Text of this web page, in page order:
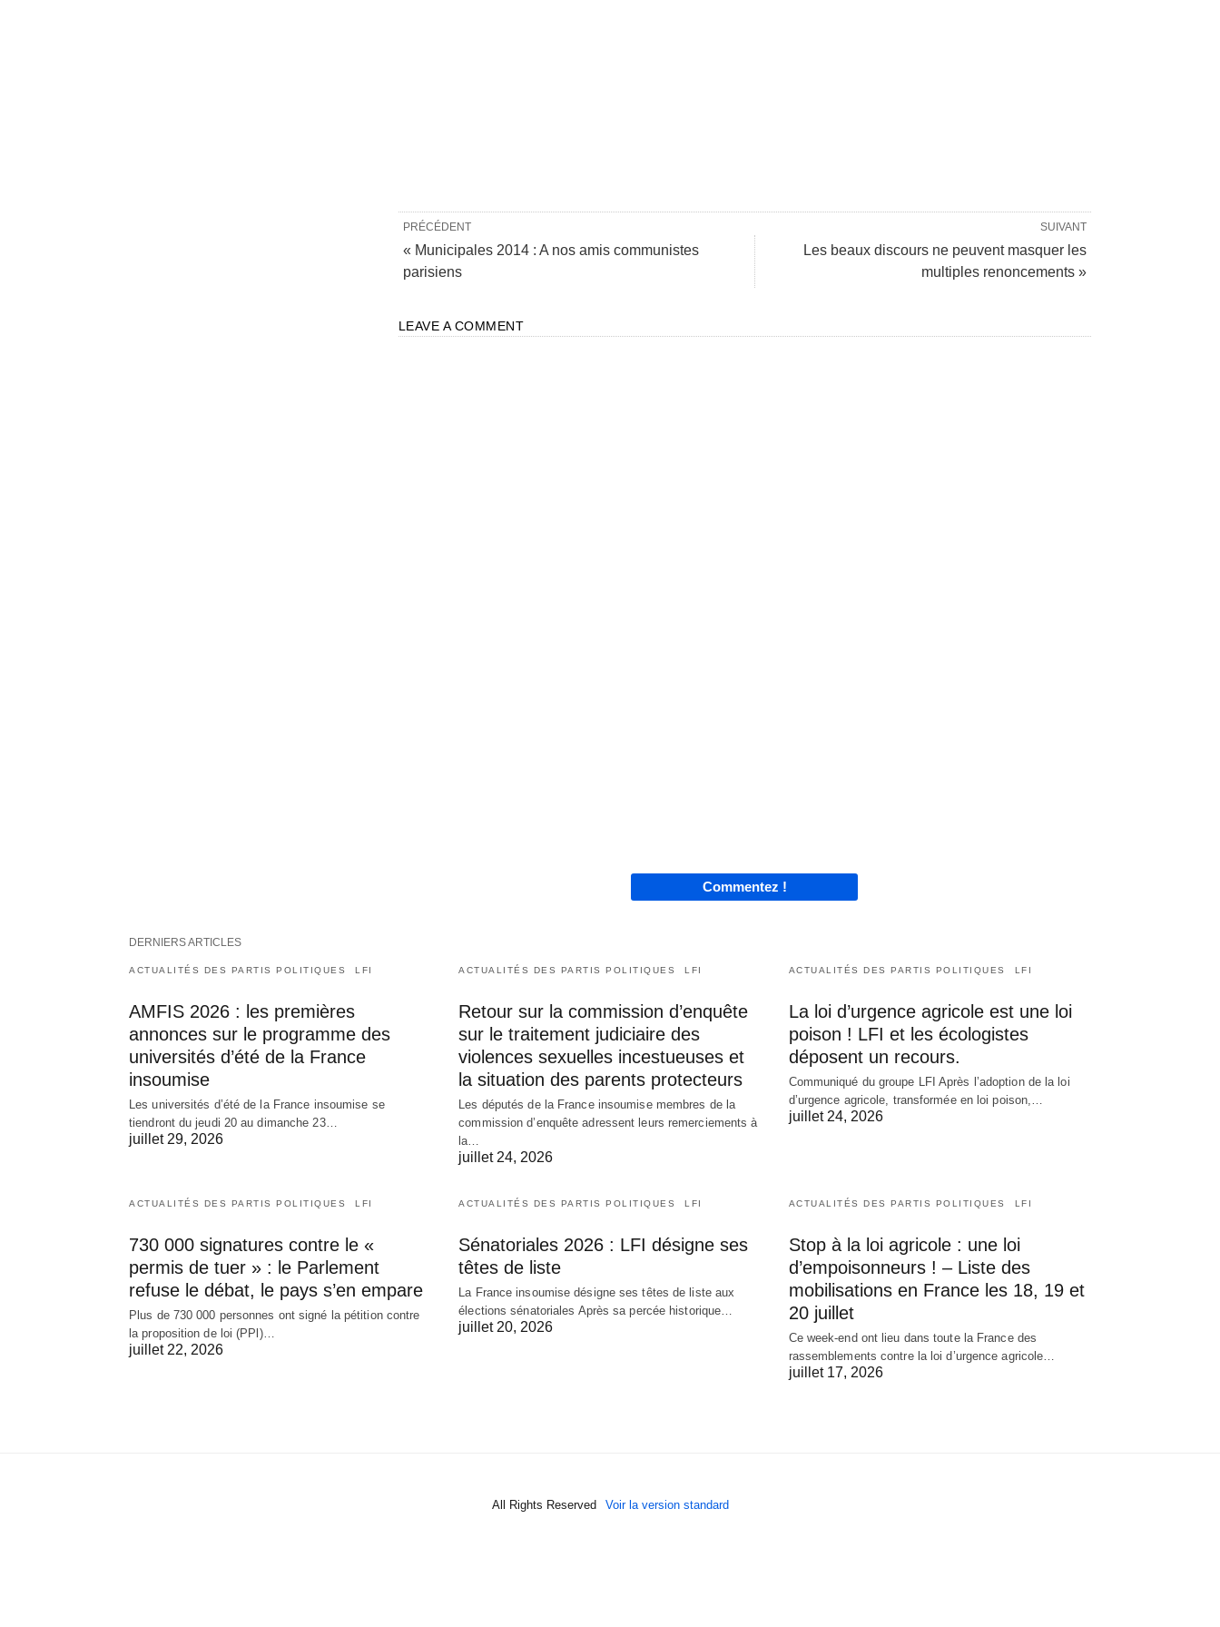
SUIVANT
Les beaux discours ne peuvent masquer les
multiples renoncements »
PRÉCÉDENT
« Municipales 2014 : A nos amis communistes
parisiens
LEAVE A COMMENT
Commentez !
DERNIERS ARTICLES
ACTUALITÉS DES PARTIS POLITIQUES LFI
AMFIS 2026 : les premières
annonces sur le programme des
universités d’été de la France
insoumise
Les universités d’été de la France insoumise se
tiendront du jeudi 20 au dimanche 23…
juillet 29, 2026
ACTUALITÉS DES PARTIS POLITIQUES LFI
Retour sur la commission d’enquête
sur le traitement judiciaire des
violences sexuelles incestueuses et
la situation des parents protecteurs
Les députés de la France insoumise membres de la
commission d’enquête adressent leurs remerciements à
la…
juillet 24, 2026
ACTUALITÉS DES PARTIS POLITIQUES LFI
La loi d’urgence agricole est une loi
poison ! LFI et les écologistes
déposent un recours.
Communiqué du groupe LFI Après l’adoption de la loi
d’urgence agricole, transformée en loi poison,…
juillet 24, 2026
ACTUALITÉS DES PARTIS POLITIQUES LFI
730 000 signatures contre le «
permis de tuer » : le Parlement
refuse le débat, le pays s’en empare
Plus de 730 000 personnes ont signé la pétition contre
la proposition de loi (PPl)…
juillet 22, 2026
ACTUALITÉS DES PARTIS POLITIQUES LFI
Sénatoriales 2026 : LFI désigne ses
têtes de liste
La France insoumise désigne ses têtes de liste aux
élections sénatoriales Après sa percée historique…
juillet 20, 2026
ACTUALITÉS DES PARTIS POLITIQUES LFI
Stop à la loi agricole : une loi
d’empoisonneurs ! – Liste des
mobilisations en France les 18, 19 et
20 juillet
Ce week-end ont lieu dans toute la France des
rassemblements contre la loi d’urgence agricole…
juillet 17, 2026
All Rights Reserved Voir la version standard